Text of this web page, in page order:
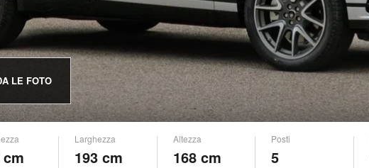
LE FOTO
cm
Larghezza
193 cm
Altezza
168 cm
Posti
5